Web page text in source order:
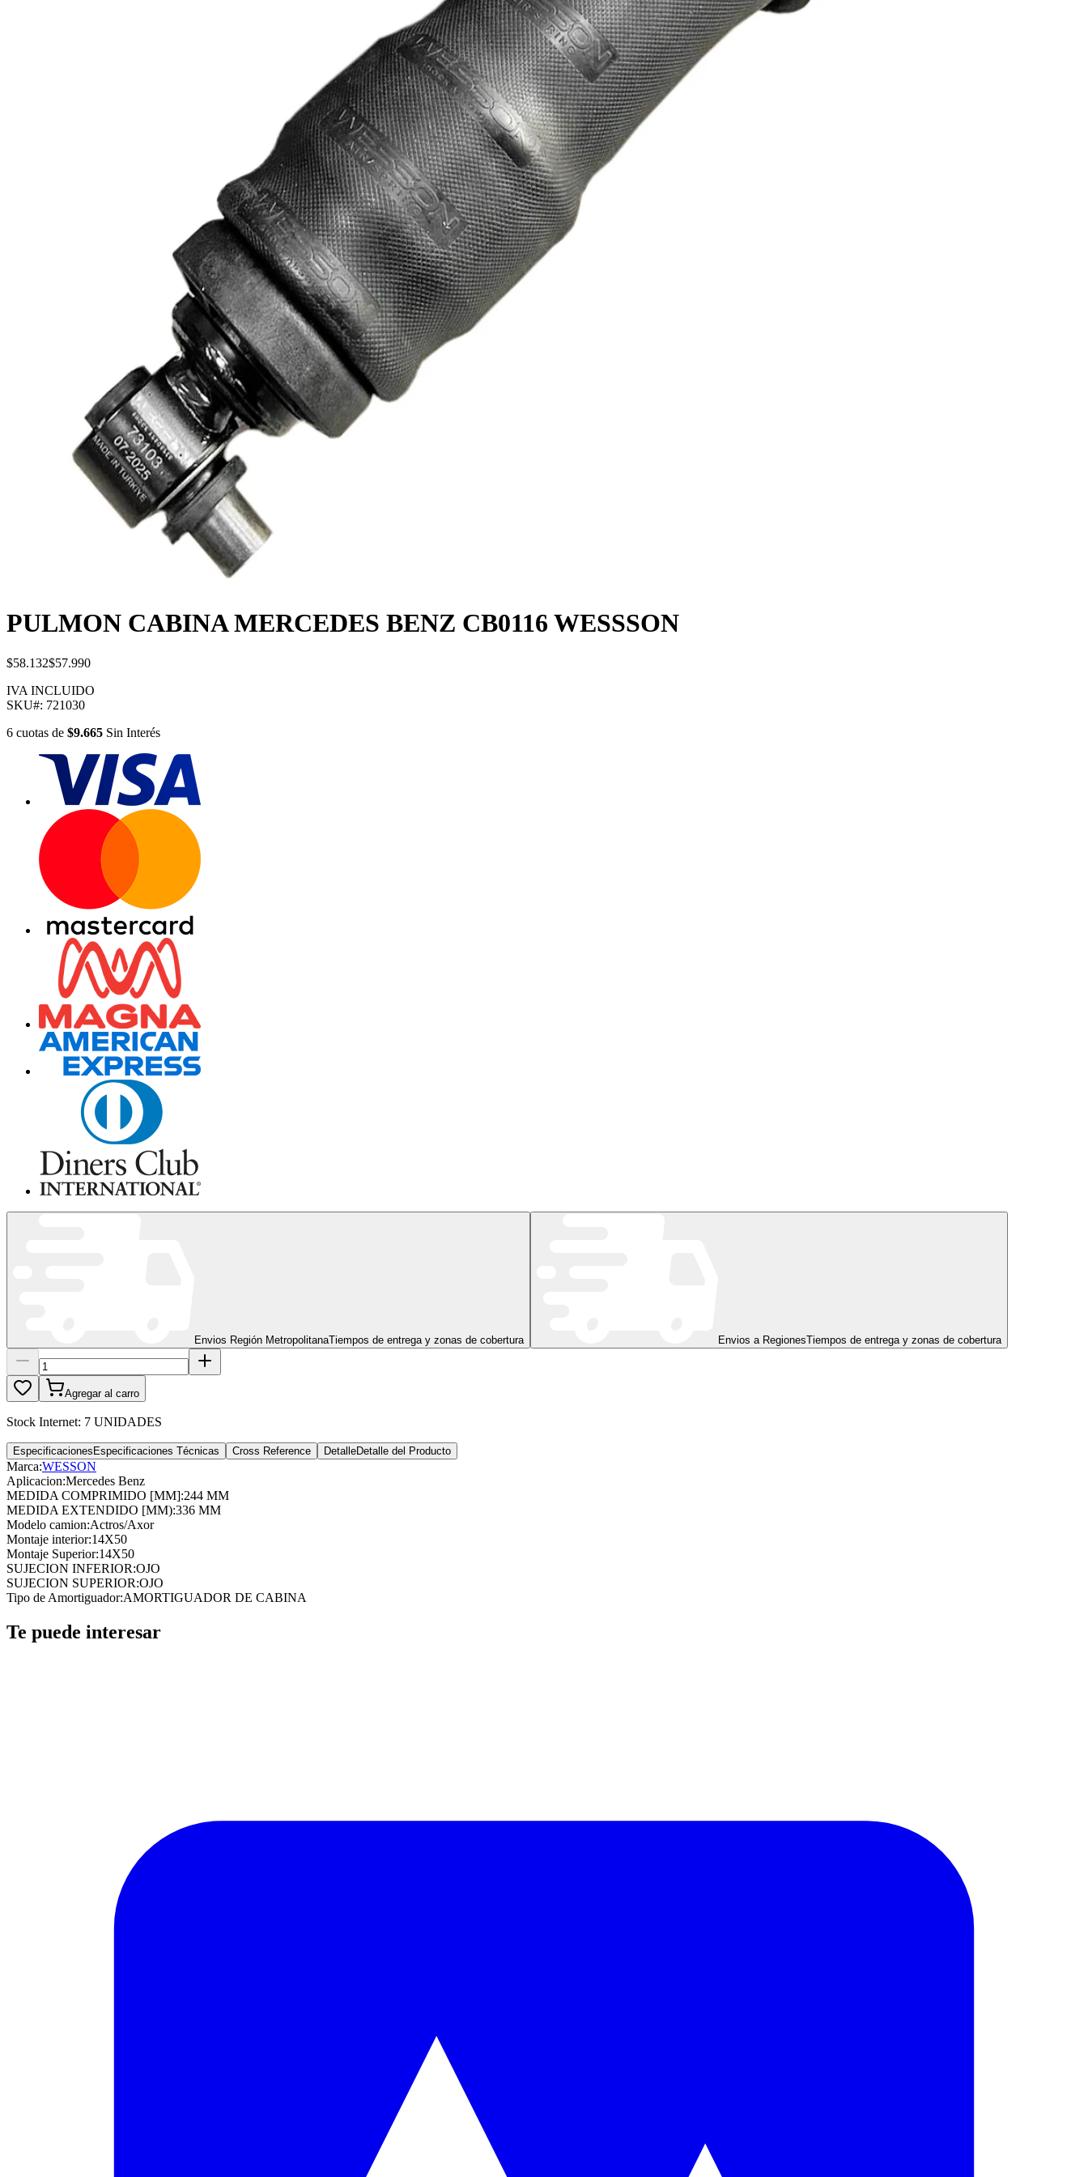
PULMON CABINA MERCEDES BENZ CB0116 WESSSON
$58.132$57.990
IVA INCLUIDO
SKU#: 721030
6 cuotas de $9.665 Sin Interés
Envios Región MetropolitanaTiempos de entrega y zonas de cobertura Envios a RegionesTiempos de entrega y zonas de cobertura
Agregar al carro
Stock Internet: 7 UNIDADES
Especificaciones Especificaciones Técnicas Cross Reference DetalleDetalle del Producto
Marca:WESSON
Aplicacion:Mercedes Benz
MEDIDA COMPRIMIDO [MM]:244 MM
MEDIDA EXTENDIDO [MM):336 MM
Modelo camion:Actros/Axor
Montaje interior:14X50
Montaje Superior:14X50
SUJECION INFERIOR:OJO
SUJECION SUPERIOR:OJO
Tipo de Amortiguador:AMORTIGUADOR DE CABINA
Te puede interesar